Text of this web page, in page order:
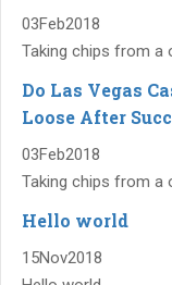
03Feb2018
Taking chips from a
Do Las Vegas
Loose After
03Feb2018
Taking chips from a
Hello world
15Nov2018